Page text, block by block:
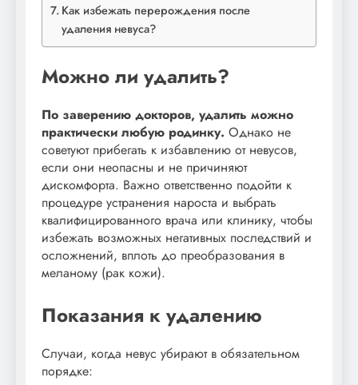
Как избежать перерождения после
удаления невуса?
Можно ли удалить?
По заверению докторов, удалить можно
практически любую родинку. Однако не
советуют прибегать к избавлению от невусов,
если они неопасны и не причиняют
дискомфорта. Важно ответственно подойти к
процедуре устранения нароста и выбрать
квалифицированного врача или клинику, чтобы
избежать возможных негативных последствий и
осложнений, вплоть до преобразования в
меланому (рак кожи).
Показания к удалению
Случаи, когда невус убирают в обязательном
порядке: